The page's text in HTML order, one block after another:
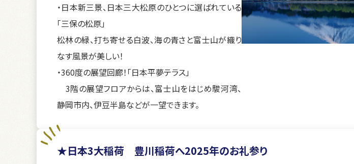
・日本新三景、日本三大松原のひとつに選ばれている
「三保の松原」
松林の緑、打ち寄せる白波、海の青さと富士山が織り
なす風景が美しい！
・360度の展望回廊！「日本平夢テラス」
3階の展望フロアからは、富士山をはじめ駿河湾、
静岡市内、伊豆半島などが一望できます。
★日本3大稲荷 豊川稲荷へ2025年のお礼参り